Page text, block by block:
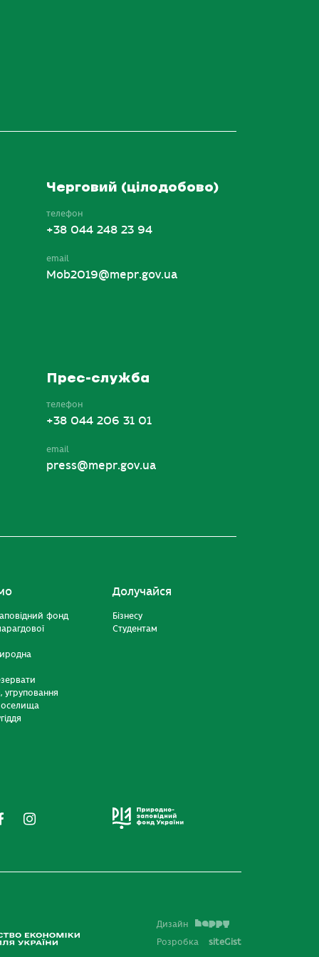
Черговий (цілодобово)
телефон
+38 044 248 23 94
email
Mob2019@mepr.gov.ua
Прес-служба
телефон
+38 044 206 31 01
email
press@mepr.gov.ua
фонд
угруповання
оселища
Долучайся
Бізнесу
Студентам
Дизайн
Розробка
siteGist